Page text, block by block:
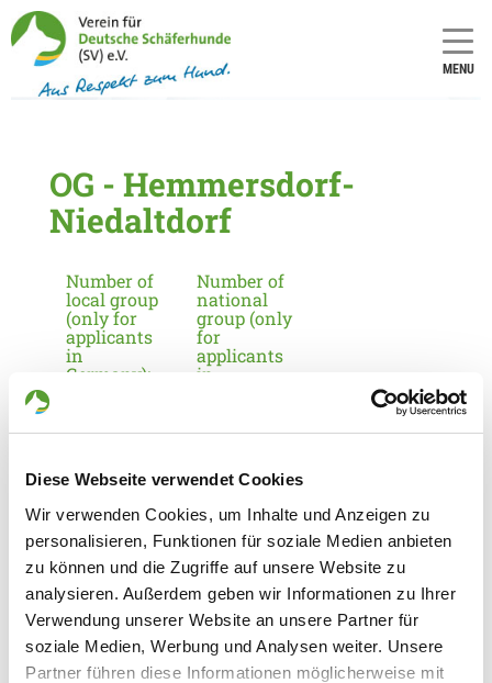
Diese Webseite verwendet Cookies
Wir verwenden Cookies, um Inhalte und Anzeigen zu
personalisieren, Funktionen für soziale Medien anbieten
zu können und die Zugriffe auf unsere Website zu
analysieren. Außerdem geben wir Informationen zu Ihrer
Verwendung unserer Website an unsere Partner für
soziale Medien, Werbung und Analysen weiter. Unsere
Partner führen diese Informationen möglicherweise mit
MENU
OG - Hemmersdorf-
Niedaltdorf
Number of
local group
(only for
applicants
in
Germany):
Number of
national
group (only
for
applicants
in
Information about the local group
Contact:
Bianca Schwarz
Dechant-Held-Str. 39
66780 Rehlingen-Siersburg
Handy:
0176 69418435